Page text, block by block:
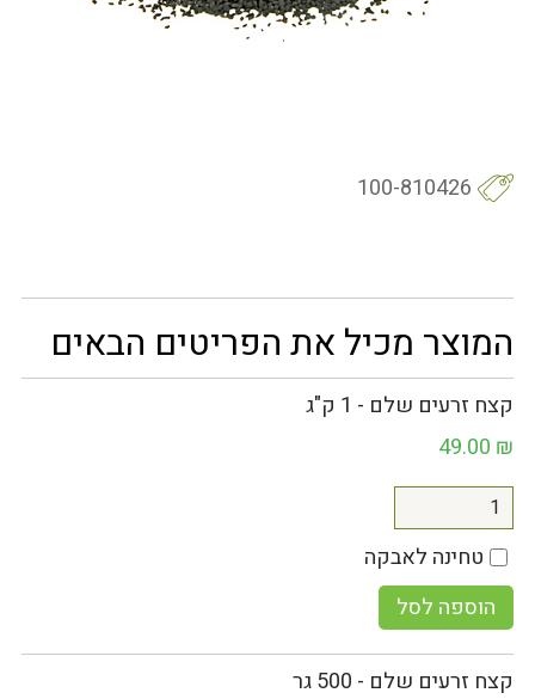
100-810426
המוצר מכיל את הפריטים הבאים
קצח זרעים שלם - 1 ק"ג
49.00 ₪
טחינה לאבקה
הוספה לסל
קצח זרעים שלם - 500 גר